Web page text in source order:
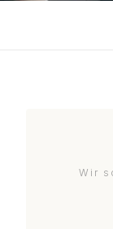
Wir